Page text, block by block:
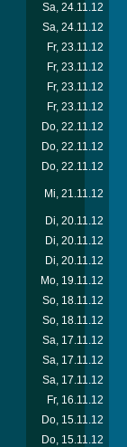
Sa, 24.11.12
Sa, 24.11.12
Fr, 23.11.12
Fr, 23.11.12
Fr, 23.11.12
Fr, 23.11.12
Do, 22.11.12
Do, 22.11.12
Do, 22.11.12
Mi, 21.11.12
Di, 20.11.12
Di, 20.11.12
Di, 20.11.12
Mo, 19.11.12
So, 18.11.12
So, 18.11.12
Sa, 17.11.12
Sa, 17.11.12
Sa, 17.11.12
Fr, 16.11.12
Do, 15.11.12
Do, 15.11.12